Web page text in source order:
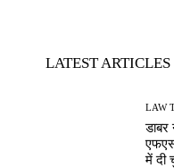
LATEST ARTICLES
LAW
डाबर
में दी